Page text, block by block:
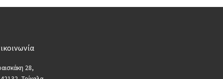
28,